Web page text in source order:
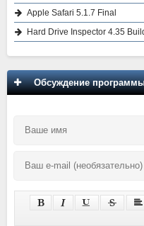
Apple Safari 5.1.7 Final
Hard Drive Inspector 4.35
Обсуждение